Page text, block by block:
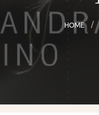
Dove Siamo
Lavora con noi
HOME